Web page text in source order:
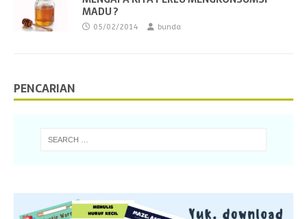
MADU ?
05/02/2014 bunda
PENCARIAN